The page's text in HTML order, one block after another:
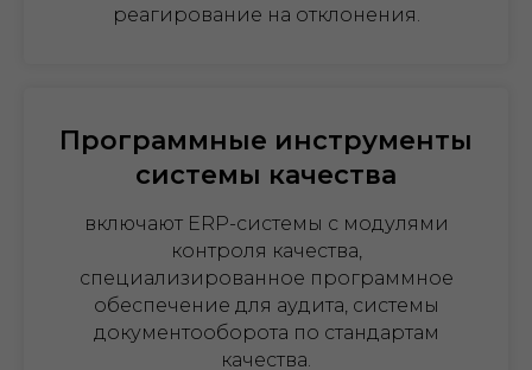
реагирование на отклонения.
Программные инструменты
системы качества
включают ERP-системы с модулями
контроля качества,
специализированное программное
обеспечение для аудита, системы
документооборота по стандартам
качества.